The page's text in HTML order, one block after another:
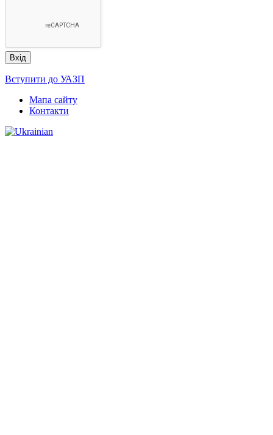
Вступити до УАЗП
Мапа сайту
Контакти